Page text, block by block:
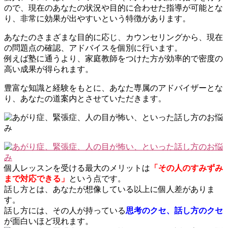
ので、現在のあなたの状況や目的に合わせた指導が可能とな
り、非常に効果が出やすいという特徴があります。
あなたのさまざまな目的に応じ、カウンセリングから、現在
の問題点の確認、アドバイスを個別に行います。
例えば塾に通うより、家庭教師をつけた方が効率的で密度の
高い成果が得られます。
豊富な知識と経験をもとに、あなた専属のアドバイザーとな
り、あなたの道案内とさせていただきます。
個人レッスンを受ける最大のメリットは 「その人のすみずみ
まで対応できる」 という点です。
話し方とは、あなたが想像している以上に個人差がありま
す。
話し方には、その人が持っている思考のクセ、話し方のクセ
が面白いほど現れます。